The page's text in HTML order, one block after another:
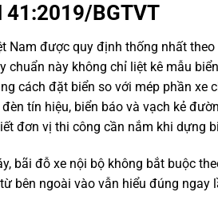
41:2019/BGTVT
Nam được quy định thống nhất theo
chuẩn này không chỉ liệt kê mẫu
cách đặt biển so với mép phần xe
tín hiệu, biển báo và vạch kẻ
đơn vị thi công cần nắm khi dựng
bãi đỗ xe nội bộ không bắt buộc
bên ngoài vào vẫn hiểu đúng ngay